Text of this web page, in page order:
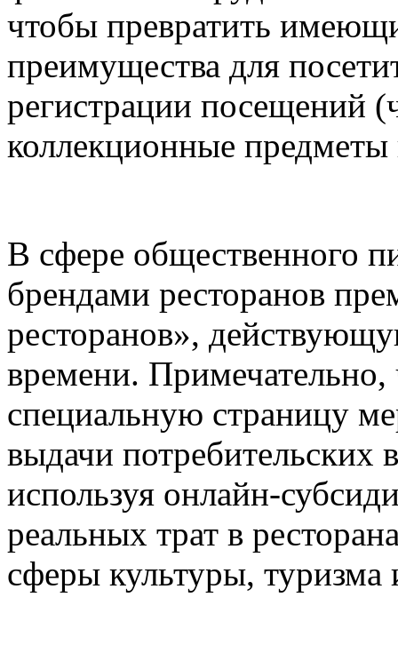
чтобы превратить
преимущества для
регистрации посещений
коллекционные
В сфере общественного
брендами ресторанов
ресторанов»,
времени. Примечательно,
специальную страницу
выдачи потребительских
используя онлайн-
реальных трат в
сферы культуры, туризма